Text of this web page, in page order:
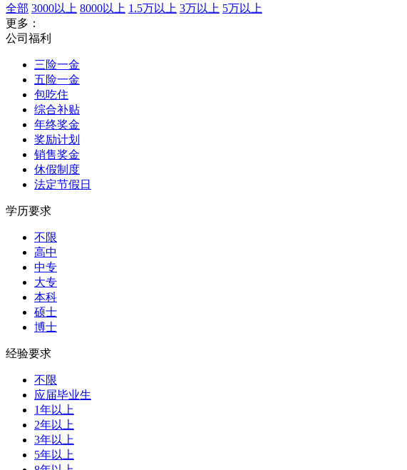
全部 3000以上 8000以上 1.5万以上 3万以上 5万以上
更多：
公司福利
三险一金
五险一金
包吃住
综合补贴
年终奖金
奖励计划
销售奖金
休假制度
法定节假日
学历要求
不限
高中
中专
大专
本科
硕士
博士
经验要求
不限
应届毕业生
1年以上
2年以上
3年以上
5年以上